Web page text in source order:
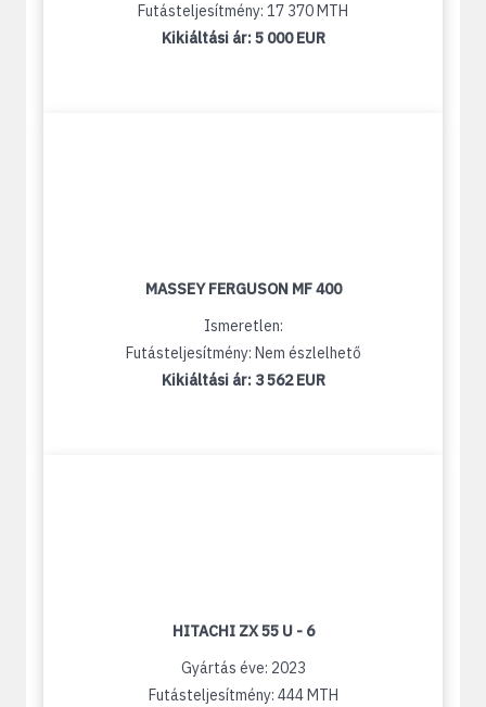
Futásteljesítmény: 17 370 MTH
Kikiáltási ár:5 000 EUR
MASSEY FERGUSON MF 400
Ismeretlen:
Futásteljesítmény: Nem észlelhető
Kikiáltási ár: 3 562 EUR
HITACHI ZX 55 U - 6
Gyártás éve: 2023
Futásteljesítmény: 444 MTH